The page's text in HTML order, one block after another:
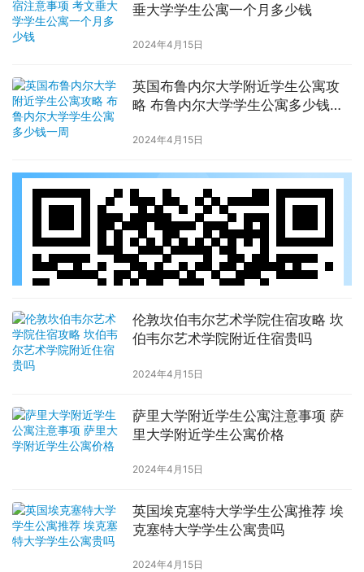
垂大学学生公寓一个月多少钱
2024年4月15日
英国布鲁内尔大学附近学生公寓攻
略 布鲁内尔大学学生公寓多少钱一
2024年4月15日
伦敦坎伯韦尔艺术学院住宿攻略 坎
伯韦尔艺术学院附近住宿贵吗
2024年4月15日
萨里大学附近学生公寓注意事项 萨
里大学附近学生公寓价格
2024年4月15日
英国埃克塞特大学学生公寓推荐 埃
克塞特大学学生公寓贵吗
2024年4月15日